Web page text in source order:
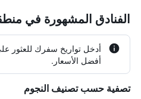
الفنادق المشهورة في
أدخل تواريخ سفرك للعثور
أفضل الأسعار.
تصفية حسب تصنيف النجوم